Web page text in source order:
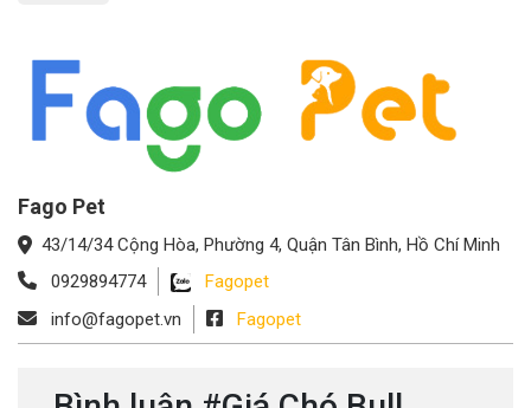
Fago Pet
43/14/34 Cộng Hòa, Phường 4, Quận Tân Bình, Hồ Chí Minh
0929894774
Fagopet
info@fagopet.vn
Fagopet